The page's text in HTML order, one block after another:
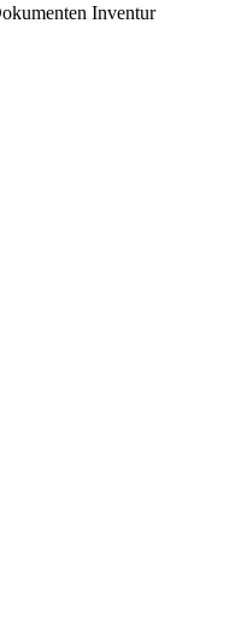
Inventur